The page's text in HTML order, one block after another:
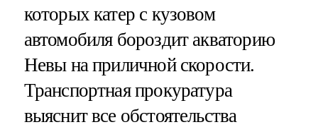
которых катер с кузовом
автомобиля бороздит акваторию
Невы на приличной скорости.
Транспортная прокуратура
выяснит все обстоятельства